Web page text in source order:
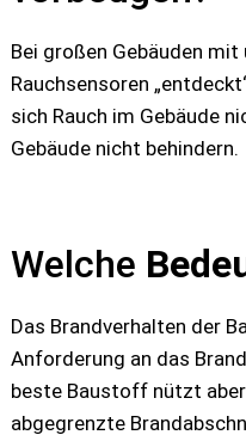
Bei großen Gebäuden
Rauchsensoren
sich Rauch im Gebäude
Gebäude nicht behindern.
Welche
Das Brandverhalten der
Anforderung an das
beste Baustoff nützt
abgegrenzte